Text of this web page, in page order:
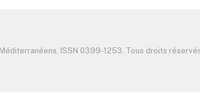
ISSN 0399-1253. Tous droits